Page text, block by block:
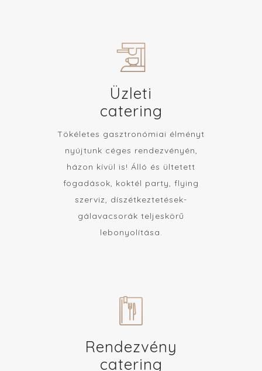
Üzleti
catering
Tökéletes gasztronómiai élményt
nyújtunk céges rendezvényén,
házon kívül is! Álló és ültetett
fogadások, koktél party, flying
szerviz, díszétkeztetések-
gálavacsorák teljeskörű
lebonyolítása.
Rendezvény
catering